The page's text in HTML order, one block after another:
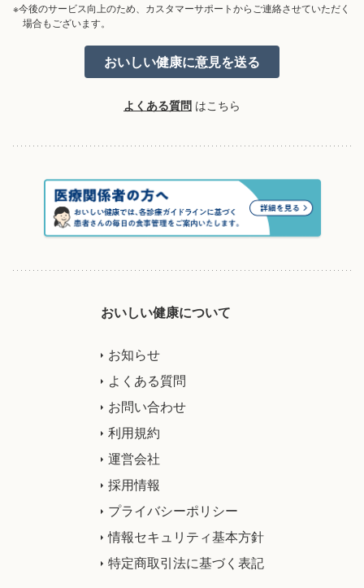
※今後のサービス向上のため、カスタマーサポートからご連絡させていただく
場合もございます。
よくある質問 はこちら
おいしい健康について
お知らせ
よくある質問
お問い合わせ
利用規約
運営会社
採用情報
プライバシーポリシー
情報セキュリティ基本方針
特定商取引法に基づく表記